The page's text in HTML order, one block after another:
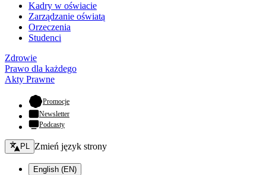
Kadry w oświacie
Zarządzanie oświatą
Orzeczenia
Studenci
Zdrowie
Prawo dla każdego
Akty Prawne
Promocje- otwiera się w nowej karcie
Newsletter
Podcasty
Zmień język - bieżący:
PL Zmień język strony
English (EN)